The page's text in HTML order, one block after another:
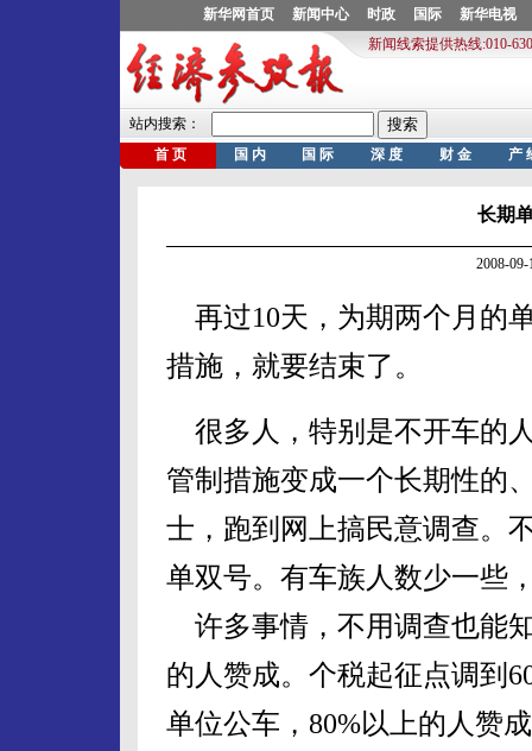
长期
2008-
再过10天，为期两个月的
措施，就要结束了。
很多人，特别是不开车的
管制措施变成一个长期性的
士，跑到网上搞民意调查。
单双号。有车族人数少一些
许多事情，不用调查也能
的人赞成。个税起征点调到
单位公车，80%以上的人赞